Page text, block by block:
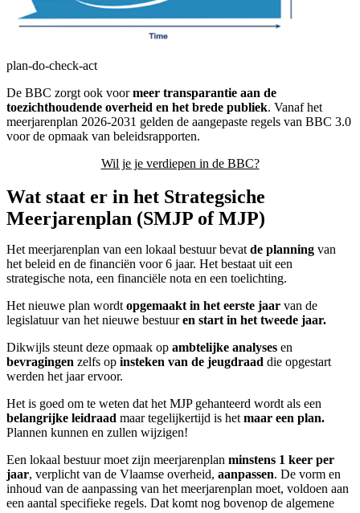
plan-do-check-act
De BBC zorgt ook voormeer transparantie aan de
toezichthoudende overheid en het brede publiek.​​​ Vanaf het
meerjarenplan 2026-2031 gelden de aangepaste regels van BBC 3.0
voor de opmaak van beleidsrapporten.
Wil je je verdiepen in de BBC?
Wat staat er in het Strategsiche
Meerjarenplan (SMJP of MJP)
Het meerjarenplan van een lokaal bestuur bevatde planning van
het beleid en de financiën voor 6 jaar. Het bestaat uit een
strategische nota, een financiële nota en een toelichting.
Het nieuwe plan wordtopgemaakt in het eerste jaar van de
legislatuur van het nieuwe bestuuren start in het tweede jaar.
Dikwijls steunt deze opmaak op ambtelijke analyses en
bevragingen zelfs op insteken van de jeugdraad die opgestart
werden het jaar ervoor.
Het is goed om te weten dat het MJP gehanteerd wordt als een
belangrijke leidraad maar tegelijkertijd is hetmaar een plan.
Plannen kunnen en zullen wijzigen!
Een lokaal bestuur moet zijn meerjarenplan minstens 1 keer per
jaar, verplicht van de Vlaamse overheid, aanpassen. De vorm en
inhoud van de aanpassing van het meerjarenplan moet, voldoen aan
een aantal specifieke regels. Dat komt nog bovenop de algemene